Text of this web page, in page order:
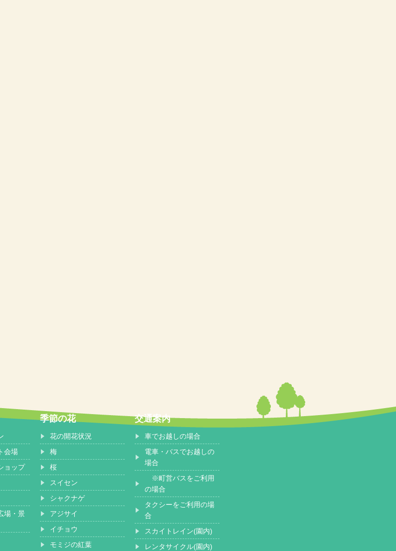
会場
ョップ
場・景
季節の花
花の開花状況
梅
桜
スイセン
シャクナゲ
アジサイ
イチョウ
モミジの紅葉
交通案内
車でお越しの場合
電車・バスでお越しの
場合
※町営バスをご利用
の場合
タクシーをご利用の場
合
スカイトレイン(園内)
レンタサイクル(園内)